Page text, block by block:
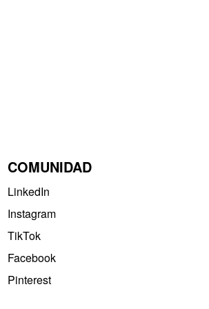
COMUNIDAD
LinkedIn
Instagram
TikTok
Facebook
Pinterest